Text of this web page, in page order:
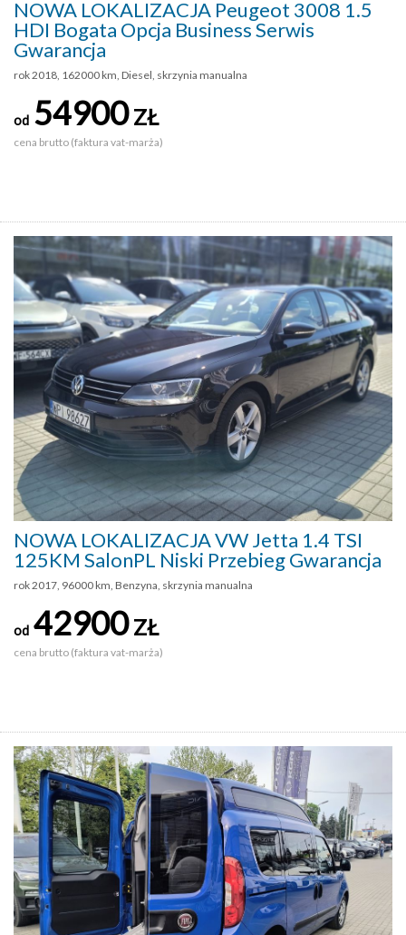
NOWA LOKALIZACJA Peugeot 3008 1.5
HDI Bogata Opcja Business Serwis
Gwarancja
rok 2018, 162000 km, Diesel, skrzynia manualna
od 54900ZŁ
cena brutto (faktura vat-marża)
NOWA LOKALIZACJA VW Jetta 1.4 TSI
125KM SalonPL Niski Przebieg Gwarancja
rok 2017, 96000 km, Benzyna, skrzynia manualna
od 42900ZŁ
cena brutto (faktura vat-marża)